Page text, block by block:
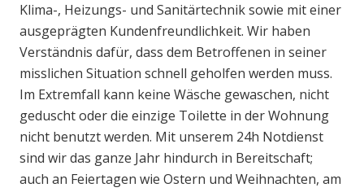
Klima-, Heizungs- und Sanitärtechnik sowie mit einer
ausgeprägten Kundenfreundlichkeit. Wir haben
Verständnis dafür, dass dem Betroffenen in seiner
misslichen Situation schnell geholfen werden muss.
Im Extremfall kann keine Wäsche gewaschen, nicht
geduscht oder die einzige Toilette in der Wohnung
nicht benutzt werden. Mit unserem 24h Notdienst
sind wir das ganze Jahr hindurch in Bereitschaft;
auch an Feiertagen wie Ostern und Weihnachten, am